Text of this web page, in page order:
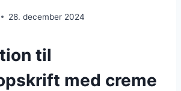
28. december 2024
til
med creme